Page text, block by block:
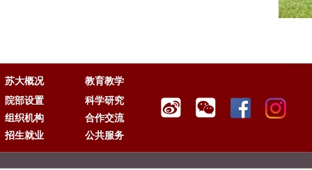
苏大概况
教育教学
院部设置
科学研究
组织机构
合作交流
招生就业
公共服务